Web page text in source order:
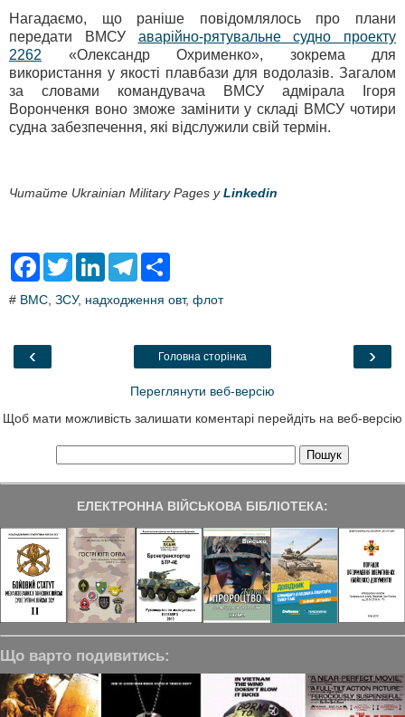
Нагадаємо, що раніше повідомлялось про плани
передати ВМСУ аварійно-рятувальне судно проекту
2262 «Олександр Охрименко», зокрема для
використання у якості плавбази для водолазів. Загалом
за словами командувача ВМСУ адмірала Ігоря
Воронченкя воно зможе замінити у складі ВМСУ чотири
судна забезпечення, які відслужили свій термін.
Читайте Ukrainian Military Pages уLinkedin
F
e
o
T
t
L
k
T
e
a
r
# ВМС ЗСУ, надходження овт, флот
‹ ›
Головна сторінка
Переглянути веб-версію
Щоб мати можливість залишати коментарі перейдіть на веб-версію
ЕЛЕКТРОННА ВІЙСЬКОВА БІБЛІОТЕКА:
Що варто подивитись: